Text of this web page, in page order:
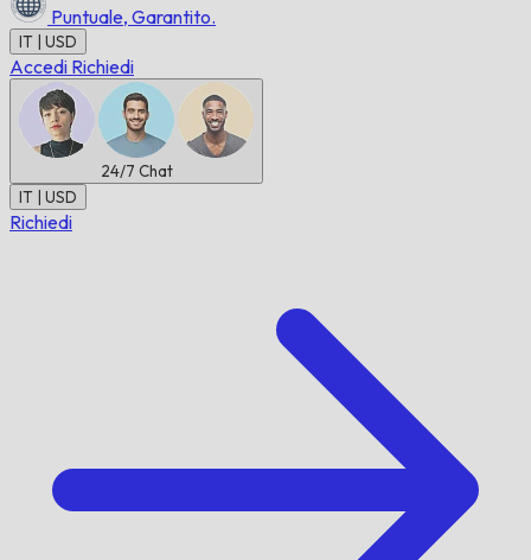
Puntuale, Garantito.
IT | USD
Accedi Richiedi
24/7 Chat
IT | USD
Richiedi